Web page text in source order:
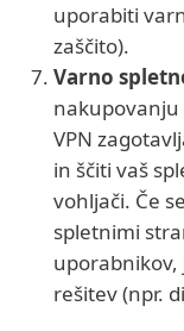
uporabiti
zaščito).
Varno
VPN
in ščiti vaš
vohljači. Če
spletnimi
rešitev (npr.